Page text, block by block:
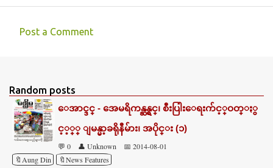
m
e
n
s
Post a Comment
Random posts
ေအာင္ဒင္ - အေမရိကန္ဆန္ရွင္၊ စီးပြါးေရးက်င့္ဝတ္ႏွ
င့့္္ ျမန္မာ့ခရိုနီမ်ား၊ အပိုင္း (၁)
💬 0 👤 Unknown
📅 2014-08-01
🔖Aung Din
🔖News Features